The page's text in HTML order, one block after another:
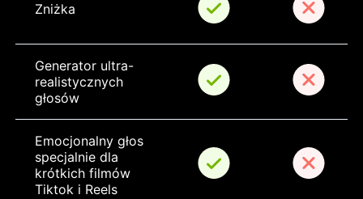
Zniżka
Generator ultra-
realistycznych
głosów
Emocjonalny głos
specjalnie dla
krótkich filmów
Tiktok i Reels